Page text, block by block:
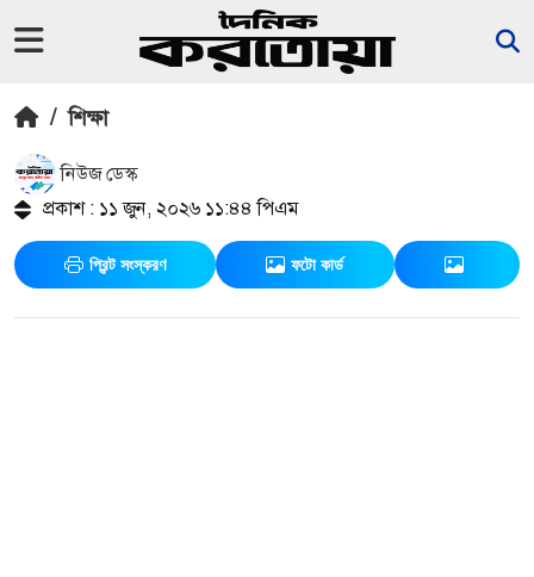
/ শিক্ষা
নিউজ ডেস্ক
প্রকাশ : ১১ জুন, ২০২৬ ১১:৪৪ পিএম
প্রিন্ট সংস্করণ ফটো কার্ড